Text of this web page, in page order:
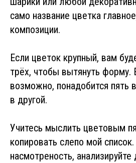
само название цветка
композиции.
Если цветок крупный, вам
трёх, чтобы вытянуть форму.
возможно, понадобится пять
в другой.
Учитесь мыслить цветовым
копировать слепо мой
насмотреность,